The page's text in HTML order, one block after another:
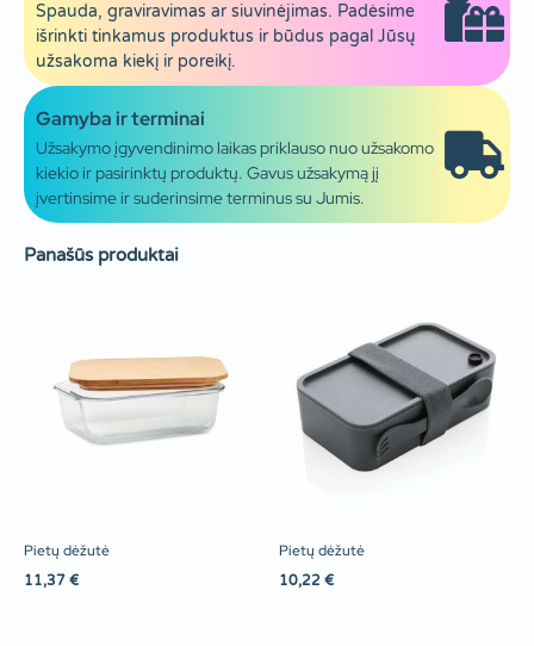
Spauda, graviravimas ar siuvinėjimas. Padėsime
išrinkti tinkamus produktus ir būdus pagal Jūsų
užsakoma kiekį ir poreikį.
Gamyba ir terminai
Užsakymo įgyvendinimo laikas priklauso nuo užsakomo
kiekio ir pasirinktų produktų. Gavus užsakymą jį
įvertinsime ir suderinsime terminus su Jumis.
Panašūs produktai
Pietų dėžutė
11,37 €
Pietų dėžutė
10,22 €